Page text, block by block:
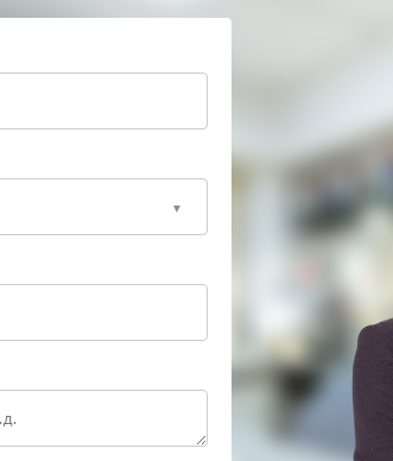
стоит обратиться в сервисный центр Штиль.
элементов и настройкой системы